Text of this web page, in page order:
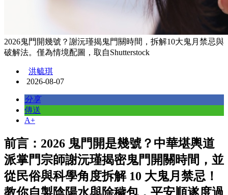
2026鬼門開幾號？謝沅瑾揭鬼門關時間，拆解10大鬼月禁忌與
破解法。僅為情境配圖，取自Shutterstock
洪毓琪
2026-08-07
分享
傳送
A+
前言：2026 鬼門開是幾號？中華堪輿道
派掌門宗師謝沅瑾揭密鬼門開關時間，並
從民俗與科學角度拆解 10 大鬼月禁忌！
教你自製陰陽水與除穢包，平安順遂度過